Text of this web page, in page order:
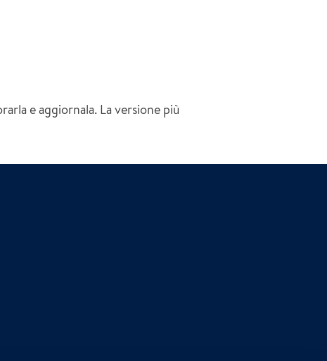
e aggiornala. La versione più